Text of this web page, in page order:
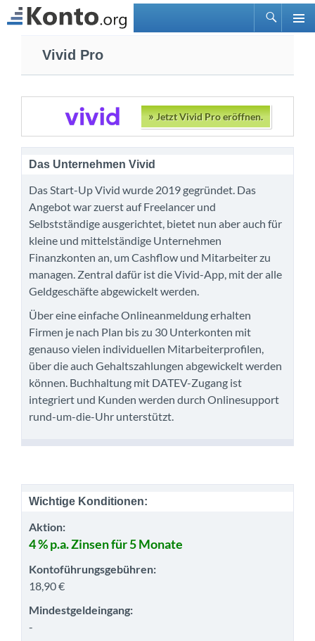
Suchen
springen
Vivid Pro
»Jetzt Vivid Pro eröffnen.
Das Unternehmen Vivid
Das Start-Up Vivid wurde 2019 gegründet. Das
Angebot war zuerst auf Freelancer und
Selbstständige ausgerichtet, bietet nun aber auch für
kleine und mittelständige Unternehmen
Finanzkonten an, um Cashflow und Mitarbeiter zu
managen. Zentral dafür ist die Vivid-App, mit der alle
Geldgeschäfte abgewickelt werden.
Über eine einfache Onlineanmeldung erhalten
Firmen je nach Plan bis zu 30 Unterkonten mit
genauso vielen individuellen Mitarbeiterprofilen,
über die auch Gehaltszahlungen abgewickelt werden
können. Buchhaltung mit DATEV-Zugang ist
integriert und Kunden werden durch Onlinesupport
rund-um-die-Uhr unterstützt.
Wichtige Konditionen:
Aktion:
4 % p.a. Zinsen für 5 Monate
Kontoführungsgebühren:
18,90 €
Mindestgeldeingang:
-